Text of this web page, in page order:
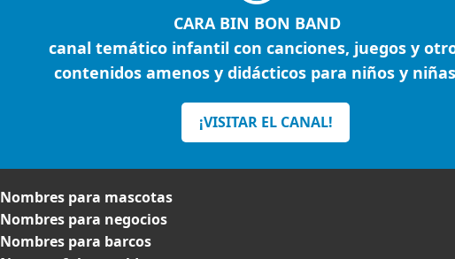
CARA BIN BON BAND
canal temático infantil con canciones, juegos y
contenidos amenos y didácticos para niños y
¡VISITAR EL CANAL!
Nombres para mascotas
Nombres para negocios
Nombres para barcos